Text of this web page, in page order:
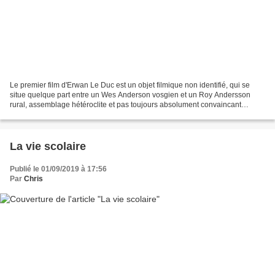
Le premier film d'Erwan Le Duc est un objet filmique non identifié, qui se
situe quelque part entre un Wes Anderson vosgien et un Roy Andersson
rural, assemblage hétéroclite et pas toujours absolument convaincant
La vie scolaire
Publié le 01/09/2019 à 17:56
Par Chris